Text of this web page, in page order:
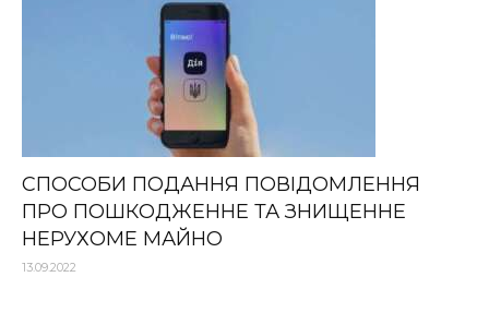
СПОСОБИ ПОДАННЯ ПОВІДОМЛЕННЯ
ПРО ПОШКОДЖЕННЕ ТА ЗНИЩЕННЕ
НЕРУХОМЕ МАЙНО
13.09.2022